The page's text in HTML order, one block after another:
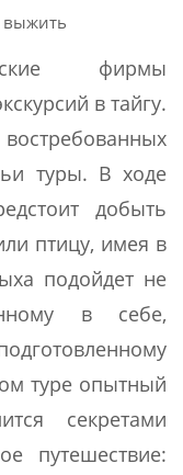
выжить
фирмы
в тайгу.
туры. В ходе
добыть
птицу, имея в
подойдет не
в себе,
туре опытный
секретами
путешествие: